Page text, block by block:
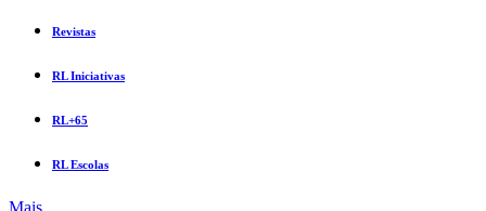
Revistas
RL Iniciativas
RL+65
RL Escolas
Mais